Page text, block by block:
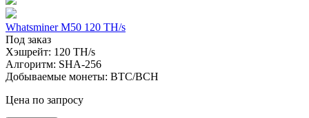
Whatsminer M50 120 TH/s
Под заказ
Хэшрейт: 120 TH/s
Алгоритм: SHA-256
Добываемые монеты: BTC/BCH
Цена по запросу